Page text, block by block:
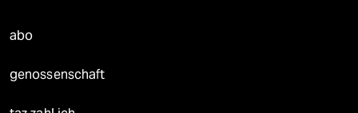
abo
genossenschaft